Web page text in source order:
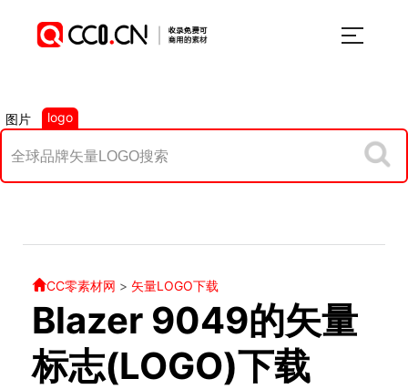
图片 logo
CC零素材网 > 矢量LOGO下载
Blazer 9049的矢量
标志(LOGO)下载